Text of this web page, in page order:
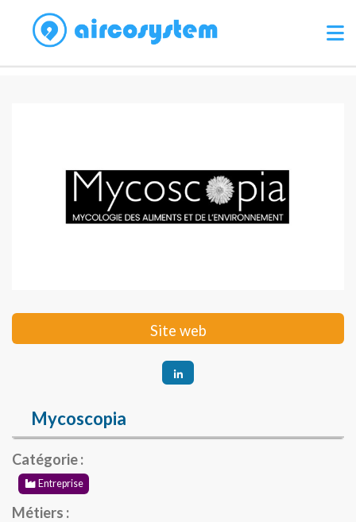
Site web
Mycoscopia
Catégorie :
Entreprise
Métiers :